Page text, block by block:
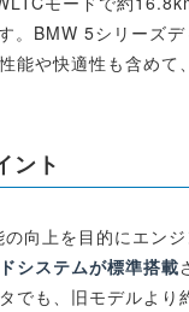
BMW 5シリーズ
能や快適性も含めて
ント
向上を目的にエン
システムが標準搭載
でも、旧モデルよ